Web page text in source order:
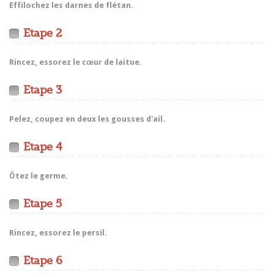
Effilochez les darnes de flétan.
Etape 2
Rincez, essorez le cœur de laitue.
Etape 3
Pelez, coupez en deux les gousses d'ail.
Etape 4
Ôtez le germe.
Etape 5
Rincez, essorez le persil.
Etape 6